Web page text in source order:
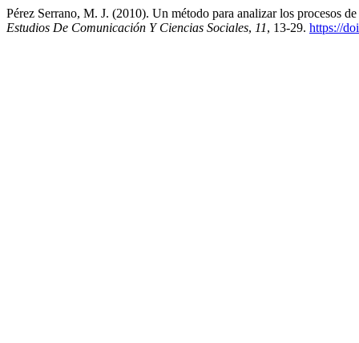
Pérez Serrano, M. J. (2010). Un método para analizar los procesos
Estudios De Comunicación Y Ciencias Sociales, 11, 13-29. https://